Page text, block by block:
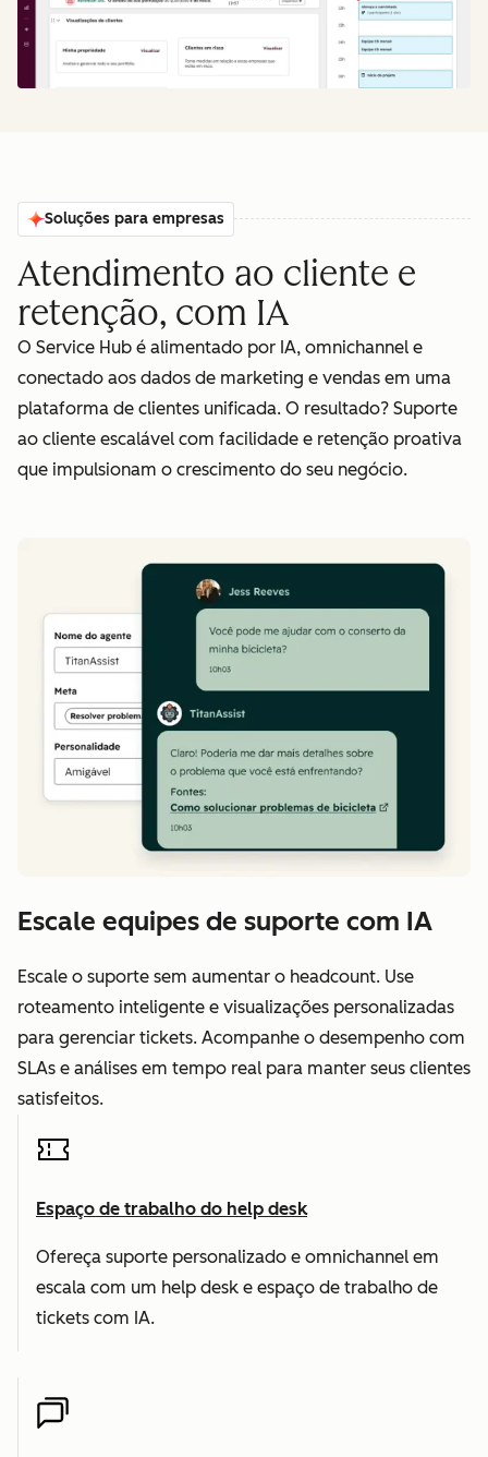
Soluções para empresas
Atendimento ao cliente e
retenção, com IA
O Service Hub é alimentado por IA, omnichannel e
conectado aos dados de marketing e vendas em uma
plataforma de clientes unificada. O resultado? Suporte
ao cliente escalável com facilidade e retenção proativa
que impulsionam o crescimento do seu negócio.
Escale equipes de suporte com IA
Escale o suporte sem aumentar o headcount. Use
roteamento inteligente e visualizações personalizadas
para gerenciar tickets. Acompanhe o desempenho com
SLAs e análises em tempo real para manter seus clientes
satisfeitos.
Espaço de trabalho do help desk
Ofereça suporte personalizado e omnichannel em
escala com um help desk e espaço de trabalho de
tickets com IA.